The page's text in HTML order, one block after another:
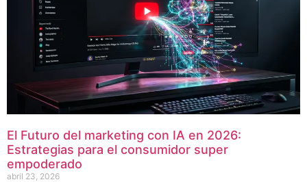
El Futuro del marketing con IA en 2026:
Estrategias para el consumidor super
empoderado
abril 23, 2026